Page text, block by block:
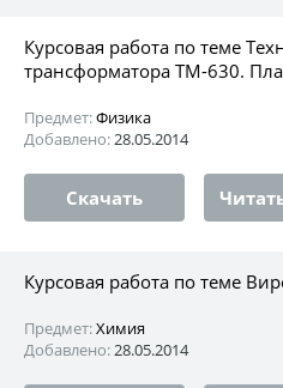
Курсовая работа по теме
трансформатора ТМ-630.
Предмет:Физика
Добавлено:28.05.2014
Скачать
Курсовая работа по теме
Предмет:Химия
Добавлено:28.05.2014